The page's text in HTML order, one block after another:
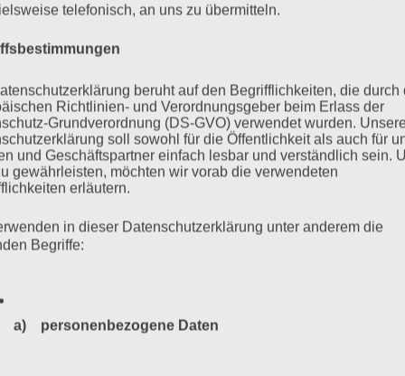
23:43
liebe Esther, da wo du jetzt bist.
Wir werden ihr Vermächtnis weitertragen. Wir haben
Mafia im Haus der Jugend in Hof im Jahr 2016 noch
in Plauen gehabt.
BektaşausBerlinschrieb am15. Juli 2021um22:11
Kutlu, Baruch Dayan Ha'emet ? Başınız sağolsun.
Eine große Persönlichkeit ist von uns gegangen-sie wird
Bejarano ist die Stimme gegen den Faschismus. Sie
des Konzentrationslager Ausschwitz spielte. Esther war
geht weiter. Sie wird in unserem antifaschistischen Kampf
des Mordes an Burak Bektaş
Bejaranos Interpretation von Liedern wie ,tsu 1 2 3’ oder
telefonisch, an uns zu übermitteln.
beruht auf den Begrifflichkeiten, die durch
Richtlinien- und Verordnungsgeber beim Erlass der
Grundverordnung (DS-GVO) verwendet wurden. Unsere
soll sowohl für die Öffentlichkeit als auch für
und Geschäftspartner einfach lesbar und verständlich sein.
gewährleisten, möchten wir vorab die verwendeten
erläutern.
in dieser Datenschutzerklärung unter anderem die
Begriffe:
a) personenbezogene Daten